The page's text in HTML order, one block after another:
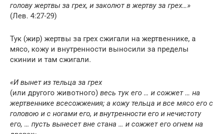
голову жертвы за грех, и заколют в жертву за грех…»
(Лев. 4:27-29)
Тук (жир) жертвы за грех сжигали на жертвеннике, а
мясо, кожу и внутренности выносили за пределы
скинии и там сжигали.
«И вынет из тельца за грех
(или другого животного) весь тук его … и сожжет … на
жертвеннике всесожжения; а кожу тельца и все мясо его с
головою и с ногами его, и внутренности его и нечистоту
его, … пусть вынесет вне стана … и сожжет его огнем на